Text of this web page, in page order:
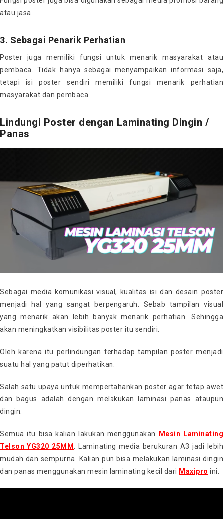
atau jasa.
3. Sebagai Penarik Perhatian
Poster juga memiliki fungsi untuk menarik masyarakat atau
pembaca. Tidak hanya sebagai menyampaikan informasi saja,
tetapi isi poster sendiri memiliki fungsi menarik perhatian
masyarakat dan pembaca.
Lindungi Poster dengan Laminating Dingin /
Panas
Sebagai media komunikasi visual, kualitas isi dan desain poster
menjadi hal yang sangat berpengaruh. Sebab tampilan visual
yang menarik akan lebih banyak menarik perhatian. Sehingga
akan meningkatkan visibilitas poster itu sendiri.
Oleh karena itu perlindungan terhadap tampilan poster menjadi
suatu hal yang patut diperhatikan.
Salah satu upaya untuk mempertahankan poster agar tetap awet
dan bagus adalah dengan melakukan laminasi panas ataupun
dingin.
Semua itu bisa kalian lakukan menggunakan
Mesin Laminating
Telson YG320 25MM . Laminating media berukuran A3 jadi lebih
mudah dan sempurna. Kalian pun bisa melakukan laminasi dingin
dan panas menggunakan mesin laminating kecil dari Maxipro ini.